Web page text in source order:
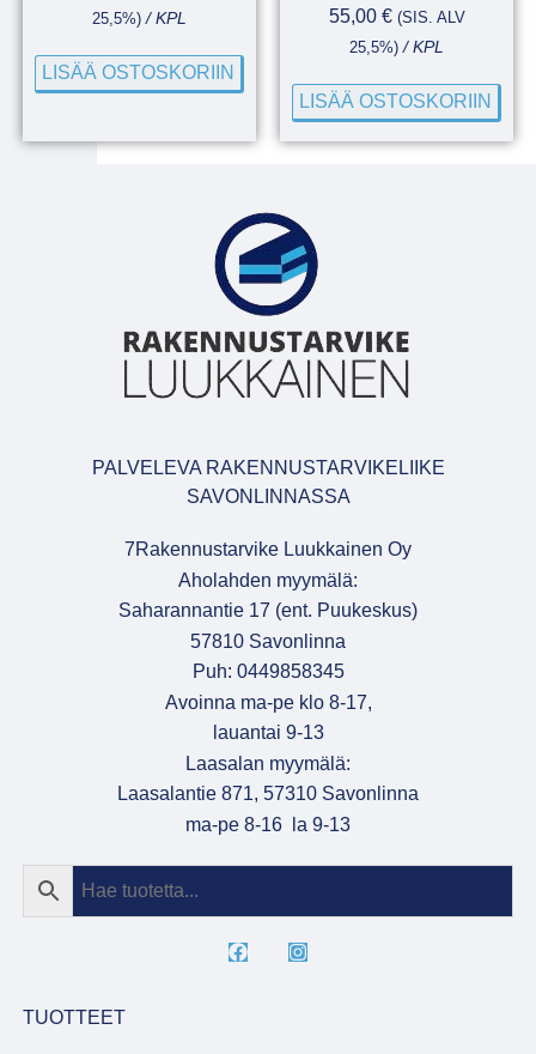
25,5%)/ KPL
LISÄÄ OSTOSKORIIN
55,00 € (SIS. ALV
25,5%) / KPL
LISÄÄ OSTOSKORIIN
PALVELEVA RAKENNUSTARVIKELIIKE
SAVONLINNASSA
7Rakennustarvike Luukkainen Oy
Aholahden myymälä:
Saharannantie 17 (ent. Puukeskus)
57810 Savonlinna
Puh: 0449858345
Avoinna ma-pe klo 8-17,
lauantai 9-13
Laasalan myymälä:
Laasalantie 871, 57310 Savonlinna
ma-pe 8-16 la 9-13
TUOTTEET